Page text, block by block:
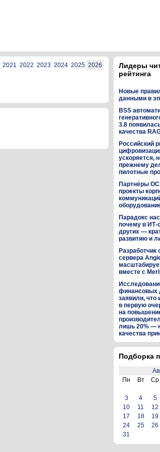
2021 2022 2023 2024 2025 2026
Лидеры
рейтинга
Новые
данными в
BSS
3.8
качества
Российский
ускоряется,
прежнему
пилотные
Партнёры
проекты
Парадокс
почему в ИТ-
других —
развитию и
Разработчик
сервера
вместе с
финансовых
заявили, что
в первую
на
лишь 20% —
качества
Подборка
Пн
Вт Ср
3 4
5
10
11
12
17
18
19
24
25
26
31